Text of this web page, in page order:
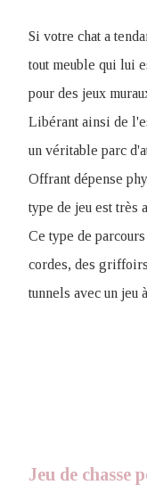
Si votre chat a
tout meuble qui lui
pour des jeux
Libérant ainsi de
un véritable parc
Offrant dépense
type de jeu est très
Ce type de
cordes, des
tunnels avec un jeu
Jeu de chasse